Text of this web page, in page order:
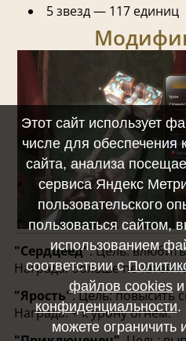
5 звезд — 117 единиц
"Сердцеед". Цель:
Награда: больше печатей
"Ярость". Цель: повысить
Награда: + к урону огнем.
Этот сайт использует
числе для обеспечения
сайта, анализа
сервиса Яндекс
пользовательского
пользоваться сайтом,
использованием
соответствии с
файлов cookies и
конфиденциальности.
можете ограничить